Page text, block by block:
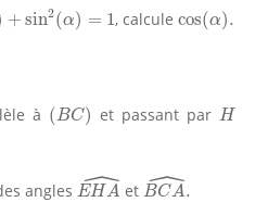
+ sin2(α) = 1
sin 2(α = , calculecos(α).
cos(α)
à (BC)
(BC) et passant parH
H
angles ˆ
EHA
EHA^
et ˆ
BCA.
BCA^